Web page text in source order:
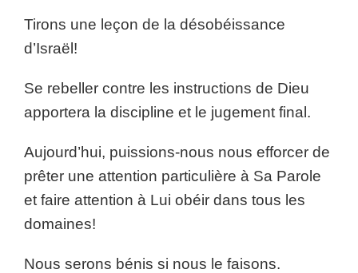
Tirons une leçon de la désobéissance
d’Israël!
Se rebeller contre les instructions de Dieu
apportera la discipline et le jugement final.
Aujourd’hui, puissions-nous nous efforcer de
prêter une attention particulière à Sa Parole
et faire attention à Lui obéir dans tous les
domaines!
Nous serons bénis si nous le faisons.